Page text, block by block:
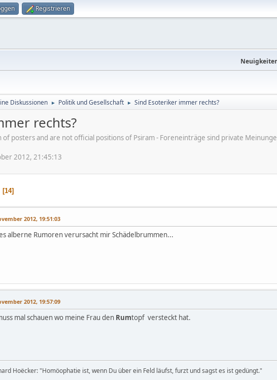
Registrieren
Diskussionen ► Politik und Gesellschaft ► Sind Esoteriker immer rechts?
rechts?
posters and are not official positions of Psiram - Foreneinträge sind private
2012, 21:45:13
14
2012, 19:51:03
alberne Rumoren verursacht mir Schädelbrummen...
2012, 19:57:09
mal schauen wo meine Frau den Rumtopf versteckt hat.
Hoëcker: "Homöophatie ist, wenn Du über ein Feld läufst, furzt und sagst es ist gedüngt."